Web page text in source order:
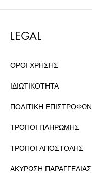
LEGAL
ΟΡΟΙ ΧΡΗΣΗΣ
ΙΔΙΩΤΙΚΟΤΗΤΑ
ΠΟΛΙΤΙΚΗ ΕΠΙΣΤΡΟΦΩΝ
ΤΡΟΠΟΙ ΠΛΗΡΩΜΗΣ
ΤΡΟΠΟΙ ΑΠΟΣΤΟΛΗΣ
ΑΚΥΡΩΣΗ ΠΑΡΑΓΓΕΛΙΑΣ